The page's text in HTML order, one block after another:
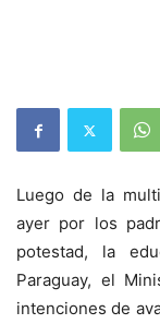
Luego de la
ayer por los
potestad, la
Paraguay, el
intenciones de